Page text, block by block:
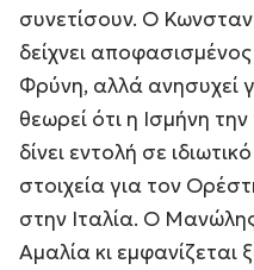
συνετίσουν. Ο
δείχνει
Φρύνη, αλλά ανησυχεί
θεωρεί ότι η Ισμήνη
δίνει εντολή σε
στοιχεία για τον
στην Ιταλία. Ο
Αμαλία κι